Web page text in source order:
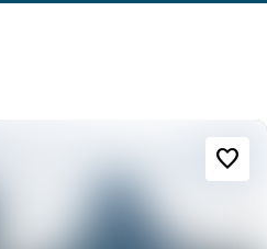
favorite_border
Ambiente und Ästhetik
info
Industriell
Trendig
Erreichbarkeit und Lage
location_city
Stadtzentrum
Urban gelegen